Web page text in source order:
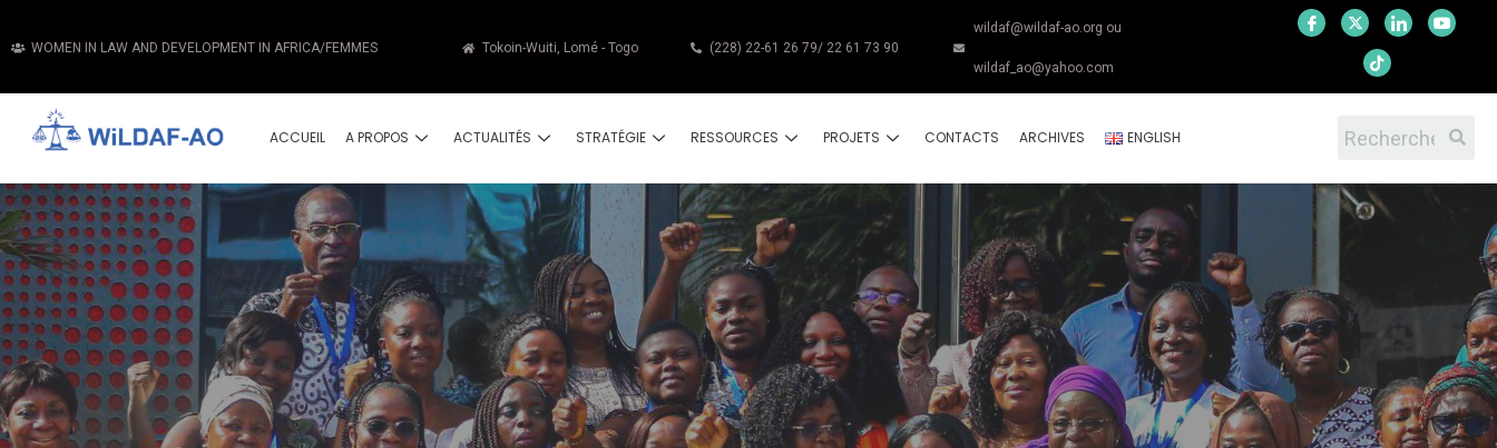
WOMEN IN LAW AND DEVELOPMENT IN AFRICA/FEMMES Tokoin-Wuiti, Lomé - Togo (228) 22-61 26 79/ 22 61 73 90
wildaf@wildaf-ao.org ou
wildaf_ao@yahoo.com
ACCUEIL A PROPOS ACTUALITÉS STRATÉGIE RESSOURCES PROJETS CONTACTS ARCHIVES ENGLISH